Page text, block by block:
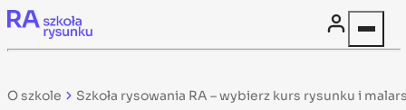
Skip to content
O szkole Szkoła rysowania RA – wybierz kurs rysunku i